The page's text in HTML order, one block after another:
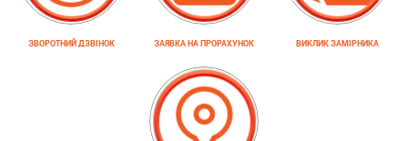
ЗВОРОТНИЙ ДЗВІНОК ЗАЯВКА НА ПРОРАХУНОК ВИКЛИК ЗАМІРНИКА